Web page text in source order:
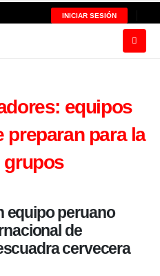
INICIAR SESIÓN
equipos
preparan para la
grupos
equipo peruano
de
cervecera